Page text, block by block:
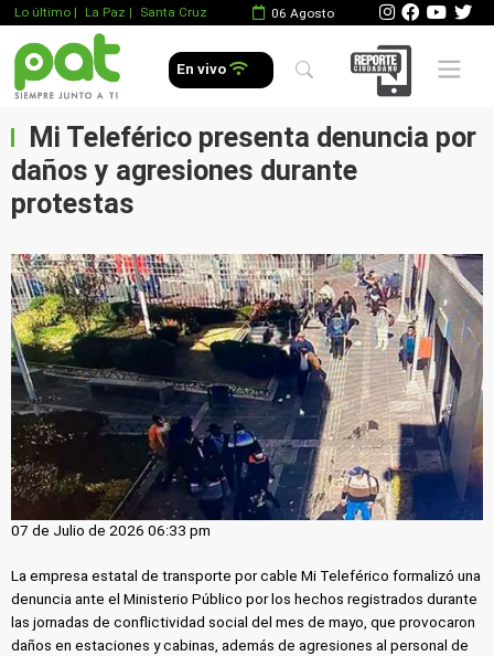
Lo último | La Paz | Santa Cruz 06 Agosto
En vivo Mobile
Mi Teleférico presenta denuncia por
daños y agresiones durante
protestas
07 de Julio de 2026 06:33 pm
La empresa estatal de transporte por cable Mi Teleférico formalizó una
denuncia ante el Ministerio Público por los hechos registrados durante
las jornadas de conflictividad social del mes de mayo, que provocaron
daños en estaciones y cabinas, además de agresiones al personal de